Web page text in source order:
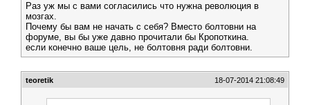
Раз уж мы с вами согласились что нужна революция в
мозгах.
Почему бы вам не начать с себя? Вместо болтовни на
форуме, вы бы уже давно прочитали бы Кропоткина.
если конечно ваше цель, не болтовня ради болтовни.
teoretik 18-07-2014 21:08:49